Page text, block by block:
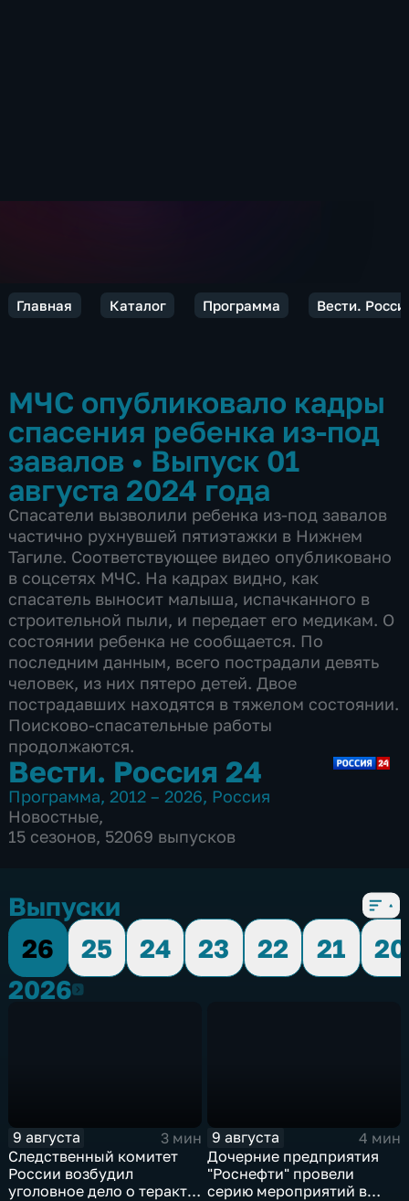
Главная Каталог Программа Вести.
МЧС опубликовало кадры
спасения ребенка из-под
завалов • Выпуск 01
августа 2024 года
Спасатели вызволили ребенка из-под завалов
частично рухнувшей пятиэтажки в Нижнем
Тагиле. Соответствующее видео опубликовано
в соцсетях МЧС. На кадрах видно, как
спасатель выносит малыша, испачканного в
строительной пыли, и передает его медикам. О
состоянии ребенка не сообщается. По
последним данным, всего пострадали девять
человек, из них пятеро детей. Двое
пострадавших находятся в тяжелом состоянии.
Поисково-спасательные работы
продолжаются.
Вести. Россия 24
Программа, 2012 – 2026, Россия
Новостные,
15 сезонов, 52069 выпусков
Выпуски
26
25 24 23 22 21
20
20262026
9 августа
3 мин
Следственный комитет
России возбудил
уголовное дело о теракте
9 августа
4 мин
Дочерние предприятия
"Роснефти" провели
серию мероприятий в